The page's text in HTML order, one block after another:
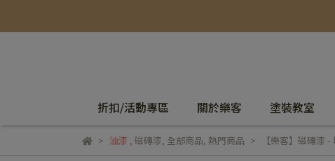
折扣/活動專區 關於樂客 塗裝教室
油漆 , 磁磚漆, 全部商品, 熱門商品 【樂客】磁磚漆